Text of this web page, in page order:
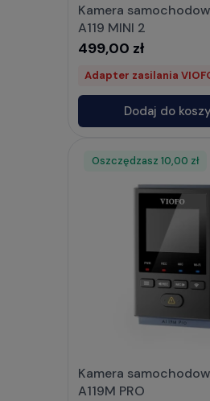
Kamera
A119 MINI 2
499,00 zł
Adapter zasilania
Dodaj do
Kamera
A119M PRO
Oszczędzasz 10,00 zł
Rabat